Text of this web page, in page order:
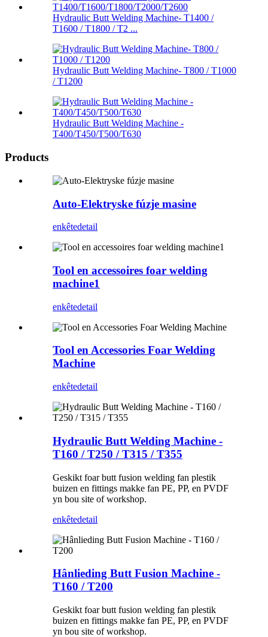
Hydraulic Butt Welding Machine- T1400 /
T1600 / T1800 / T2 ...
Hydraulic Butt Welding Machine- T800 / T1000
/ T1200
Hydraulic Butt Welding Machine -
T400/T450/T500/T630
Products
Auto-Elektryske fúzje masine
enkêtedetail
Tool en accessoires foar welding
machine1
enkêtedetail
Tool en Accessories Foar Welding
Machine
enkêtedetail
Hydraulic Butt Welding Machine -
T160 / T250 / T315 / T355
Geskikt foar butt fusion welding fan plestik
buizen en fittings makke fan PE, PP, en PVDF
yn bou site of workshop.
enkêtedetail
Hânlieding Butt Fusion Machine -
T160 / T200
Geskikt foar butt fusion welding fan plestik
buizen en fittings makke fan PE, PP, en PVDF
yn bou site of workshop.